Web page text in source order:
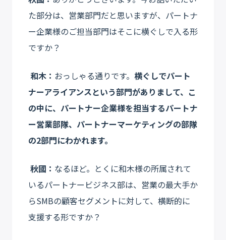
た部分は、営業部門だと思いますが、パートナ
ー企業様のご担当部門はそこに横ぐしで入る形
ですか？
和木： おっしゃる通りです。 横ぐしでパート
ナーアライアンスという部門がありまして、こ
の中に、パートナー企業様を担当するパートナ
ー営業部隊、パートナーマーケティングの部隊
の2部門にわかれます。
秋國： なるほど。とくに和木様の所属されて
いるパートナービジネス部は、営業の最大手か
らSMBの顧客セグメントに対して、横断的に
支援する形ですか？